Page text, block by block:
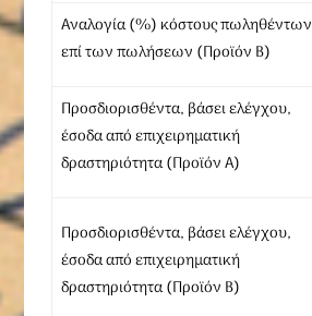
Αναλογία (%) κόστους πωληθέντων
επί των πωλήσεων (Προϊόν Β)
Προσδιορισθέντα, βάσει ελέγχου,
έσοδα από επιχειρηματική
δραστηριότητα (Προϊόν Α)
Προσδιορισθέντα, βάσει ελέγχου,
έσοδα από επιχειρηματική
δραστηριότητα (Προϊόν Β)